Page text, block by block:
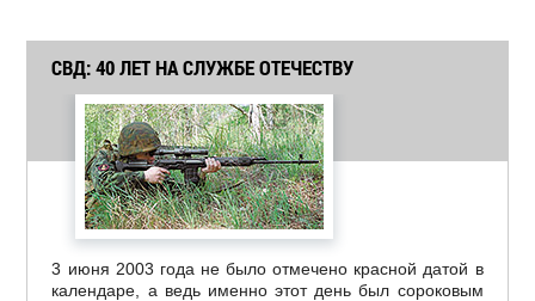
СВД: 40 ЛЕТ НА СЛУЖБЕ ОТЕЧЕСТВУ
3 июня 2003 года не было отмечено красной датой в
календаре, а ведь именно этот день был сороковым